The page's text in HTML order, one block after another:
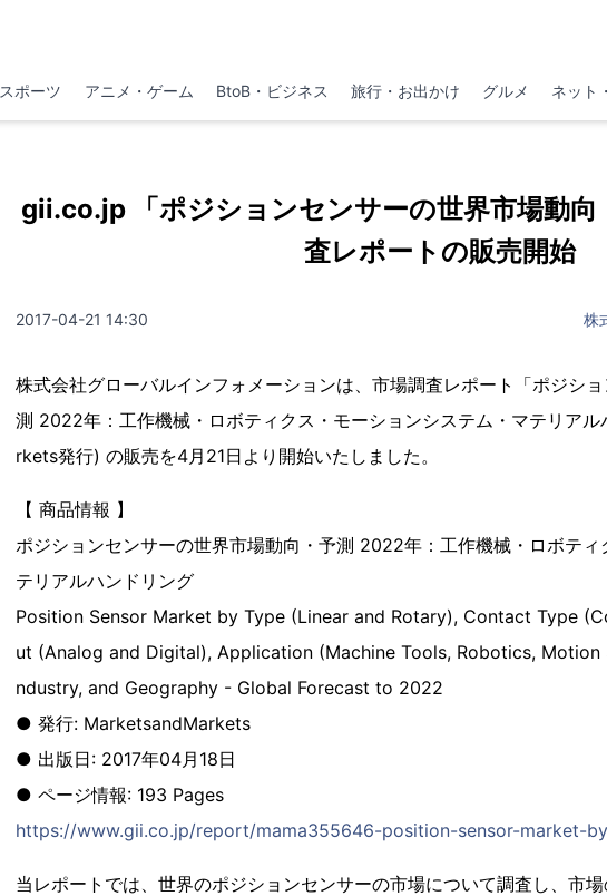
スポーツ アニメ・ゲーム BtoB・ビジネス 旅行・お出かけ グルメ ネット
gii.co.jp 「ポジションセンサーの世界市場動向
査レポートの販売開始
2017-04-21 14:30 株
株式会社グローバルインフォメーションは、市場調査レポート「ポジシ
測 2022年：工作機械・ロボティクス・モーションシステム・マテリア
rkets発行) の販売を4月21日より開始いたしました。
【 商品情報 】
ポジションセンサーの世界市場動向・予測 2022年：工作機械・ロボテ
テリアルハンドリング
Position Sensor Market by Type (Linear and Rotary), Contact Type
ut (Analog and Digital), Application (Machine Tools, Robotics, Motion
ndustry, and Geography - Global Forecast to 2022
● 発行: MarketsandMarkets
● 出版日: 2017年04月18日
● ページ情報: 193 Pages
https://www.gii.co.jp/report/mama355646-position-sensor-market-
当レポートでは、世界のポジションセンサーの市場について調査し、市